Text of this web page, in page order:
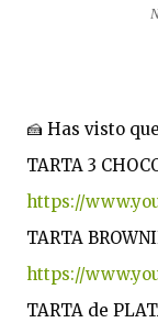
🍰 Has visto
https://
https://